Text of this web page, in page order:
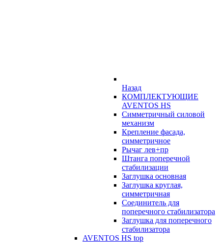
Назад
КОМПЛЕКТУЮЩИЕ
AVENTOS HS
Симметричный силовой
механизм
Крепление фасада,
симметричное
Рычаг лев+пр
Штанга поперечной
стабилизации
Заглушка основная
Заглушка круглая,
симметричная
Соединитель для
поперечного стабилизатора
Заглушка для поперечного
стабилизатора
AVENTOS HS top